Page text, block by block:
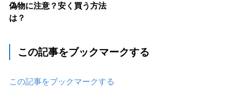
偽物に注意？安く買う方法
は？
この記事をブックマークする
この記事をブックマークする